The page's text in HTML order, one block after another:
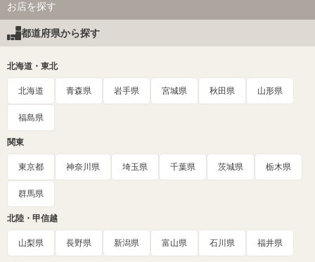
お店を探す
都道府県から探す
北海道・東北
北海道 青森県 岩手県 宮城県 秋田県 山形県
福島県
関東
東京都 神奈川県 埼玉県 千葉県 茨城県 栃木県
群馬県
北陸・甲信越
山梨県 長野県 新潟県 富山県 石川県 福井県